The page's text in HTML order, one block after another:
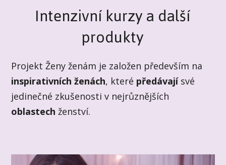
Intenzivní kurzy a další
produkty
Projekt Ženy ženám je založen především na
inspirativních ženách, které předávajísvé
jedinečné zkušenosti v nejrůznějších
oblastech ženství.